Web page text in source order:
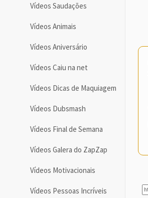
Vídeos Saudações
Vídeos Animais
Vídeos Aniversário
Vídeos Caiu na net
Vídeos Dicas de Maquiagem
Vídeos Dubsmash
Vídeos Final de Semana
Vídeos Galera do ZapZap
Vídeos Motivacionais
Vídeos Pessoas Incríveis